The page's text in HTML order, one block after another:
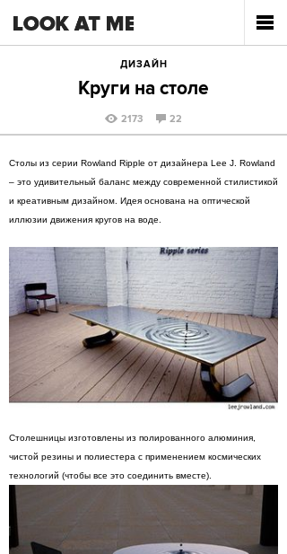
ДИЗАЙН
Круги на столе
2173 22
Столы из серии Rowland Ripple от дизайнера Lee J. Rowland
– это удивительный баланс между современной стилистикой
и креативным дизайном. Идея основана на оптической
иллюзии движения кругов на воде.
Столешницы изготовлены из полированного алюминия,
чистой резины и полиестера с применением космических
технологий (чтобы все это соединить вместе).